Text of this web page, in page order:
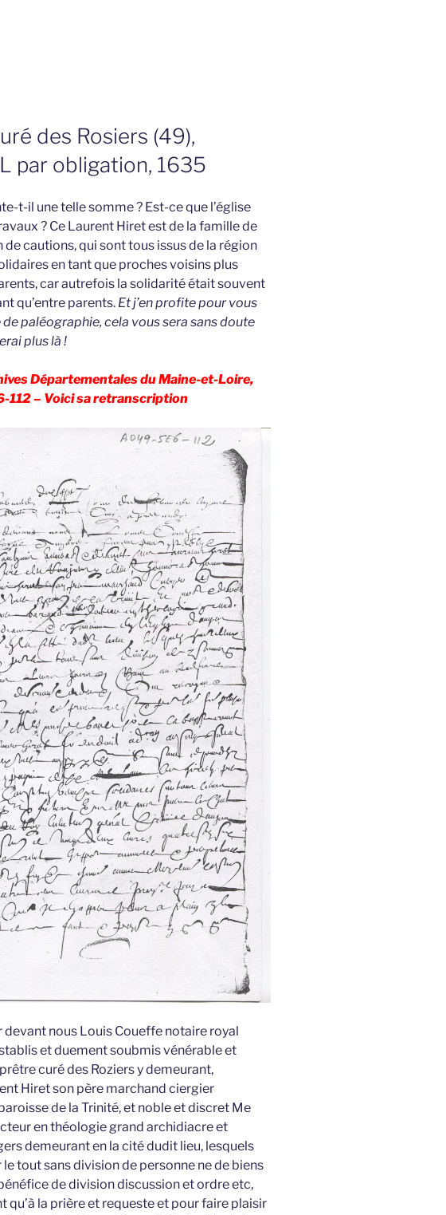
des Rosiers (49),
par obligation, 1635
t-il une telle somme ? Est-ce que l’église
? Ce Laurent Hiret est de la famille de
de cautions, qui sont tous issus de la région
en tant que proches voisins plus
car autrefois la solidarité était souvent
qu’entre parents. Et j’en profite pour vous
paléographie, cela vous sera sans doute
plus là !
Départementales du Maine-et-Loire,
112 – Voici sa retranscription
devant nous Louis Coueffe notaire royal
et duement soubmis vénérable et
curé des Roziers y demeurant,
Hiret son père marchand ciergier
de la Trinité, et noble et discret Me
en théologie grand archidiacre et
demeurant en la cité dudit lieu, lesquels
le tout sans division de personne ne de biens
de division discussion et ordre etc,
qu’à la prière et requeste et pour faire plaisir